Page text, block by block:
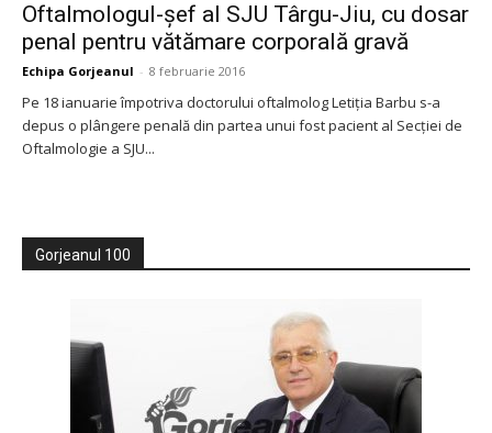
Oftalmologul-șef al SJU Târgu-Jiu, cu dosar
penal pentru vătămare corporală gravă
Echipa Gorjeanul - 8 februarie 2016
Pe 18 ianuarie împotriva doctorului oftalmolog Letiția Barbu s-a
depus o plângere penală din partea unui fost pacient al Secției de
Oftalmologie a SJU...
Gorjeanul 100